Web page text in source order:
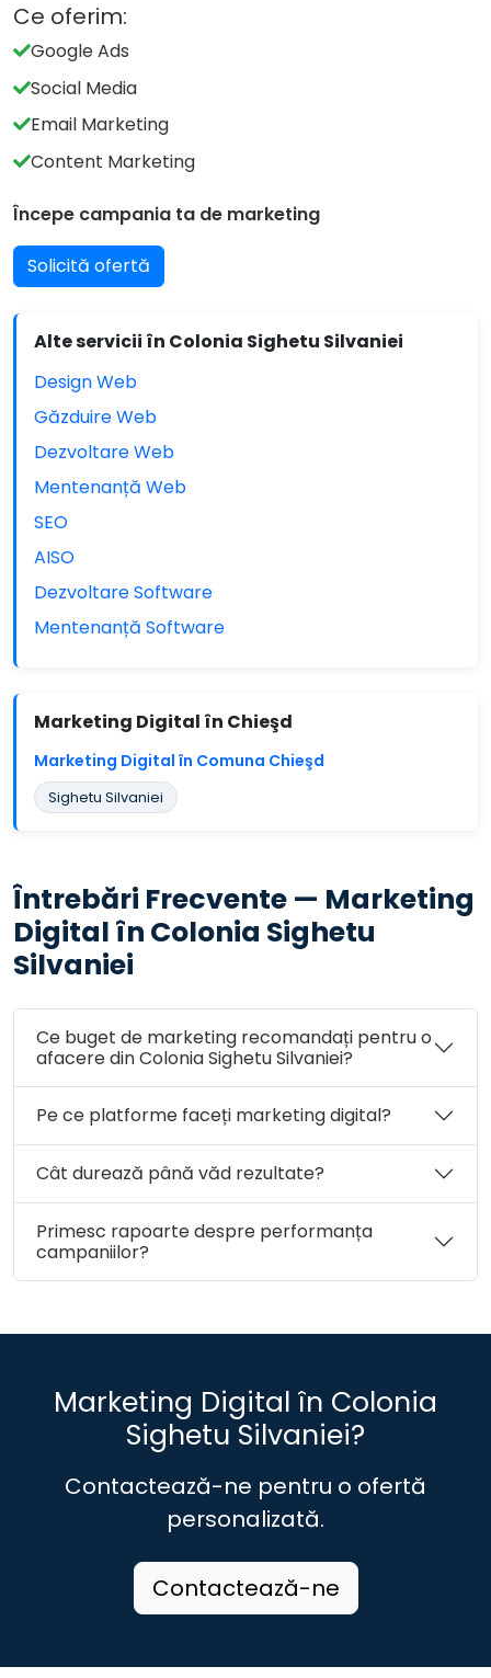
Ce oferim:
Google Ads
Social Media
Email Marketing
Content Marketing
Începe campania ta de marketing
Solicită ofertă
Alte servicii în Colonia Sighetu Silvaniei
Design Web
Găzduire Web
Dezvoltare Web
Mentenanță Web
SEO
AISO
Dezvoltare Software
Mentenanță Software
Marketing Digital în Chieşd
Marketing Digital în Comuna Chieşd
Sighetu Silvaniei
Întrebări Frecvente — Marketing
Digital în Colonia Sighetu
Silvaniei
Ce buget de marketing recomandați pentru o
afacere din Colonia Sighetu Silvaniei?
Pe ce platforme faceți marketing digital?
Cât durează până văd rezultate?
Primesc rapoarte despre performanța
campaniilor?
Marketing Digital în Colonia
Sighetu Silvaniei?
Contactează-ne pentru o ofertă
personalizată.
Contactează-ne